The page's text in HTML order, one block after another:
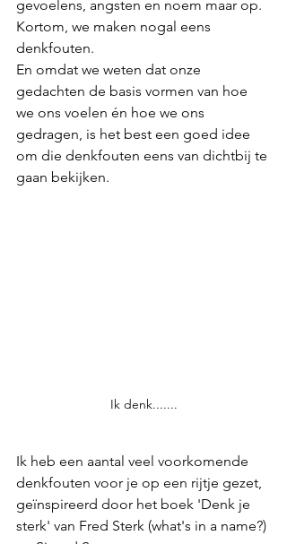
gevoelens, angsten en noem maar op.
Kortom, we maken nogal eens
denkfouten.
En omdat we weten dat onze
gedachten de basis vormen van hoe
we ons voelen én hoe we ons
gedragen, is het best een goed idee
om die denkfouten eens van dichtbij te
gaan bekijken.
Ik denk.......
Ik heb een aantal veel voorkomende
denkfouten voor je op een rijtje gezet,
geïnspireerd door het boek 'Denk je
sterk' van Fred Sterk (what's in a name?)